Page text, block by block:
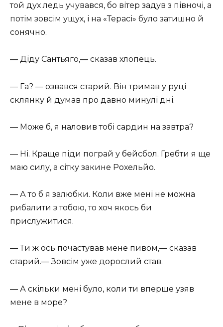
той дух ледь учувався, бо вітер задув з півночі, а
потім зовсім ущух, і на «Терасі» було затишно й
сонячно.
— Діду Сантьяго,— сказав хлопець.
— Га? — озвався старий. Він тримав у руці
склянку й думав про давно минулі дні.
— Може б, я наловив тобі сардин на завтра?
— Ні. Краще піди пограй у бейсбол. Гребти я ще
маю силу, а сітку закине Рохельйо.
— А то б я залюбки. Коли вже мені не можна
рибалити з тобою, то хоч якось би
прислужитися.
— Ти ж ось почастував мене пивом,— сказав
старий.— Зовсім уже дорослий став.
— А скільки мені було, коли ти вперше узяв
мене в море?